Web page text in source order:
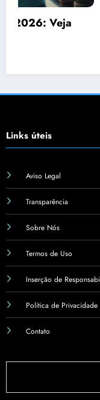
Erros Comuns
Links úteis
Aviso Legal
Transparência
Sobre Nós
Termos de Uso
Inserção de
Política de Privacidade
Contato